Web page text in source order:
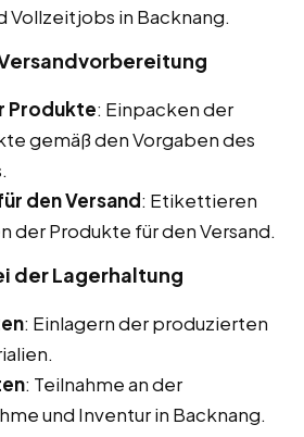
Vollzeitjobs in Backnang.
Produkte: Einpacken der
gemäß den Vorgaben des
den Versand: Etikettieren
der Produkte für den Versand.
der Lagerhaltung
: Einlagern der produzierten
: Teilnahme an der
und Inventur in Backnang.